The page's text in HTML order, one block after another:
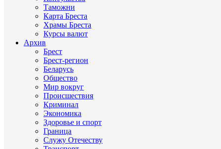
Таможни
Карта Бреста
Храмы Бреста
Курсы валют
Архив
Брест
Брест-регион
Беларусь
Общество
Мир вокруг
Происшествия
Криминал
Экономика
Здоровье и спорт
Граница
Служу Отечеству